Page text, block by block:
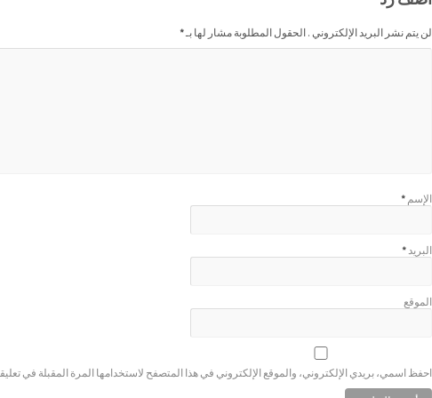
لن يتم نشر البريد الإلكتروني . الحقول المطلوبة مشار لها بـ*
الإسم *
البريد*
الموقع
احفظ اسمي، بريدي الإلكتروني، والموقع الإلكتروني في هذا المتصفح لاستخدامها المرة المقبلة في